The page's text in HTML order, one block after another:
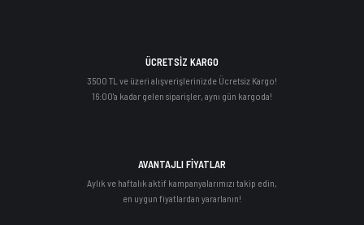
ÜCRETSİZ KARGO
3500 TL ve üzeri alışverişlerinizde Ücretsiz Kargo!
16:00'a kadar gelen siparişler, aynı gün kargoda!
AVANTAJLI FİYATLAR
Aylık ve haftalık aktif kampanyalarımızı takip edin,
en uygun fiyatlardan yararlanın!